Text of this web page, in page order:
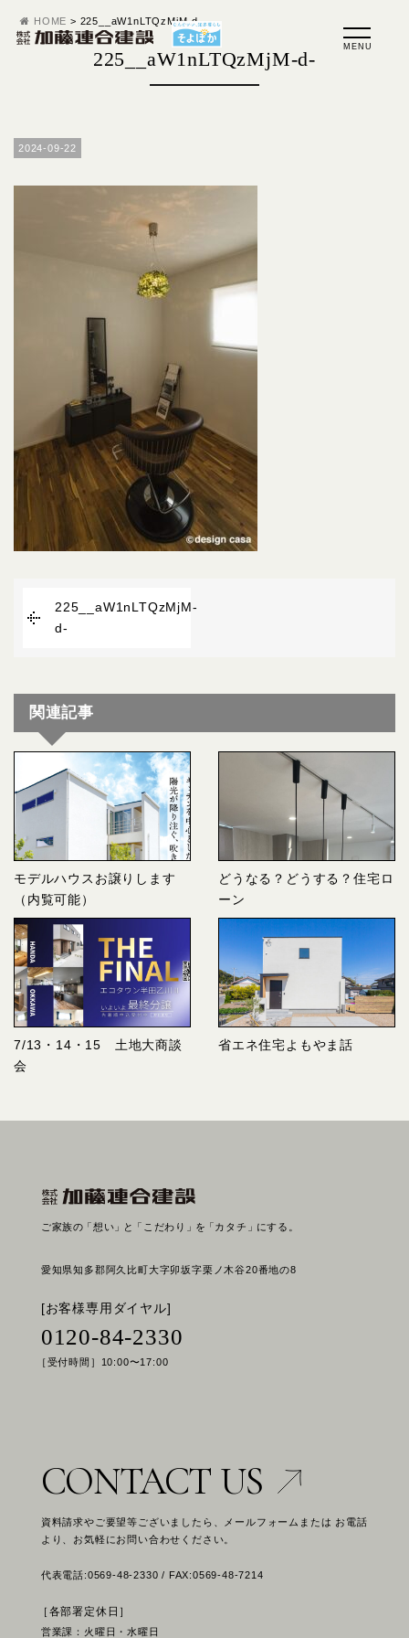
HOME > 225__aW1nLTQzMjM-d-
225__aW1nLTQzMjM-d-
2024-09-22
225__aW1nLTQzMjM-
d-
関連記事
モデルハウスお譲りします
（内覧可能）
どうなる？どうする？住宅ロ
ーン
7/13・14・15 土地大商談
会
省エネ住宅よもやま話
ご家族の「想い」と 「こだわり」を「カタチ」にする。
愛知県知多郡阿久比町大字卯坂字栗ノ木谷20番地の8
[お客様専用ダイヤル]
0120-84-2330
［受付時間］10:00〜17:00
CONTACT US
資料請求やご要望等ございましたら、メールフォームまたは お電話
より、お気軽にお問い合わせください。
代表電話:0569-48-2330 / FAX:0569-48-7214
［各部署定休日］
営業課：火曜日・水曜日